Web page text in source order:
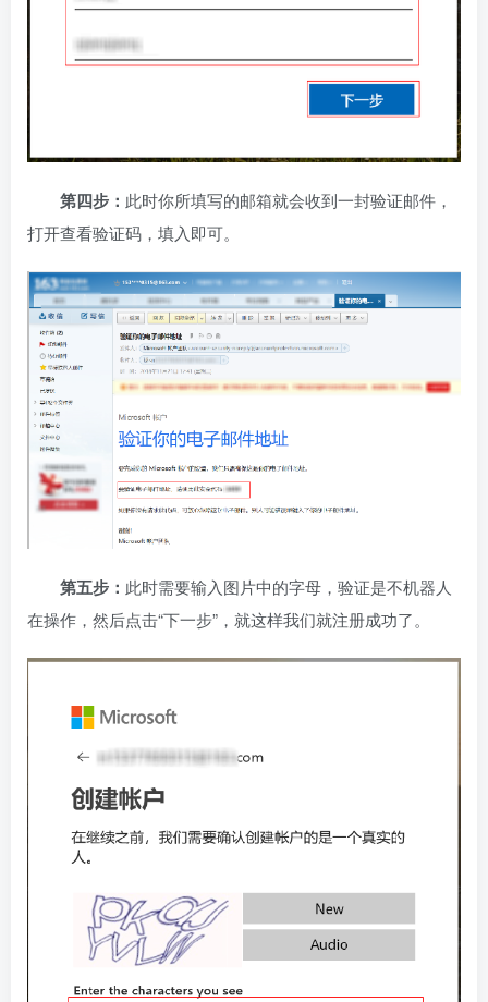
第四步： 此时你所填写的邮箱就会收到一封验证邮件，
打开查看验证码，填入即可。
第五步： 此时需要输入图片中的字母，验证是不机器人
在操作，然后点击“下一步”，就这样我们就注册成功了。